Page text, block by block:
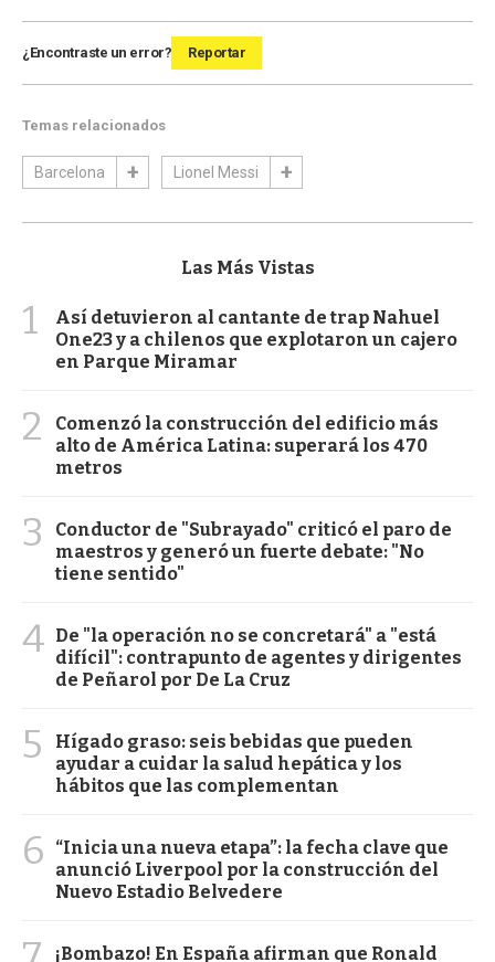
¿Encontraste un error? Reportar
Temas relacionados
Barcelona Lionel Messi
Las Más Vistas
1
Así detuvieron al cantante de trap Nahuel
One23 y a chilenos que explotaron un cajero
en Parque Miramar
2
Comenzó la construcción del edificio más
alto de América Latina: superará los 470
metros
3
Conductor de "Subrayado" criticó el paro de
maestros y generó un fuerte debate: "No
tiene sentido"
4 De "la operación no se concretará" a "está
difícil": contrapunto de agentes y dirigentes
de Peñarol por De La Cruz
5
Hígado graso: seis bebidas que pueden
ayudar a cuidar la salud hepática y los
hábitos que las complementan
6
“Inicia una nueva etapa”: la fecha clave que
anunció Liverpool por la construcción del
Nuevo Estadio Belvedere
¡Bombazo! En España afirman que Ronald